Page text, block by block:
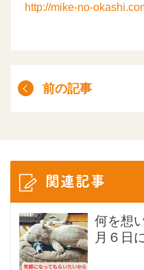
http://mike-no-
前の記事
関連記事
何を想
月６日